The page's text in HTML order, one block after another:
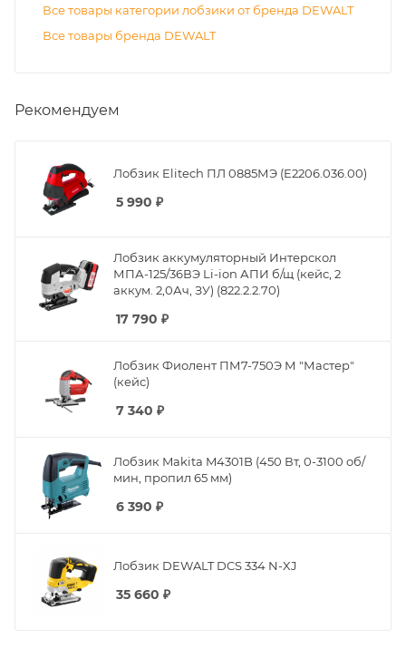
Все товары категории лобзики от бренда DEWALT
Все товары бренда DEWALT
Рекомендуем
Лобзик Elitech ПЛ 0885МЭ (E2206.036.00)
5 990 ₽
Лобзик аккумуляторный Интерскол
МПА-125/36ВЭ Li-ion АПИ б/щ (кейс, 2
аккум. 2,0Ач, ЗУ) (822.2.2.70)
17 790 ₽
Лобзик Фиолент ПМ7-750Э М "Мастер"
(кейс)
7 340 ₽
Лобзик Makita M4301B (450 Вт, 0-3100 об/
мин, пропил 65 мм)
6 390 ₽
Лобзик DEWALT DCS 334 N-XJ
35 660 ₽